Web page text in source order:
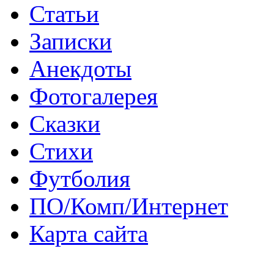
Статьи
Записки
Анекдоты
Фотогалерея
Сказки
Стихи
Футболия
ПО/Комп/Интернет
Карта сайта